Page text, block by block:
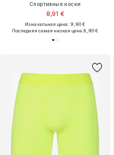
Спортивные носки
8,91 €
Изначальная цена: 9,90 €
Последняя самая низкая цена:8,90 €